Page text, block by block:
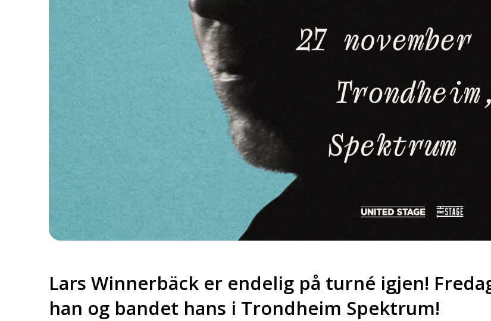
Lars Winnerbäck er endelig på turné igjen!
han og bandet hans i Trondheim Spektrum!